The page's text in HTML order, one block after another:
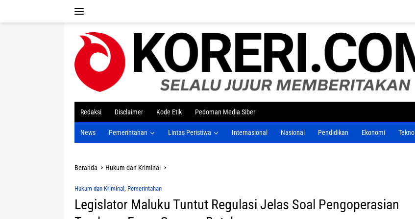
Redaksi Disclaimer Kode Etik Pedoman Media Siber
News Pemerintahan Lintas Peristiwa Internasional Nasional Pendidikan Ekonomi Tekno
Beranda Hukum dan Kriminal
Hukum dan Kriminal Pemerintahan
Legislator Maluku Tuntut Regulasi Jelas Soal Pengoperasian